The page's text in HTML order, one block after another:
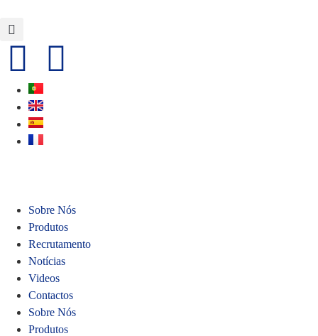
Sobre Nós
Produtos
Recrutamento
Notícias
Videos
Contactos
Sobre Nós
Produtos